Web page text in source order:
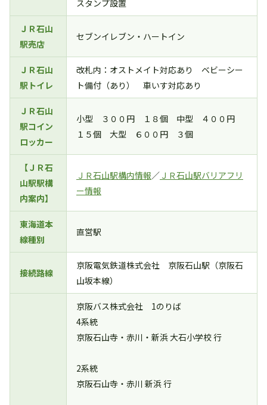
スタンプ設置
ＪＲ石山
駅売店
セブンイレブン・ハートイン
ＪＲ石山
駅トイレ
改札内：オストメイト対応あり ベビーシー
ト備付（あり） 車いす対応あり
ＪＲ石山
駅コイン
ロッカー
小型 ３００円 １８個 中型 ４００円
１５個 大型 ６００円 ３個
【ＪＲ石
山駅駅構
内案内】
ＪＲ石山駅構内情報／ ＪＲ石山駅バリアフリ
ー情報
東海道本
線種別
直営駅
接続路線
京阪電気鉄道株式会社 京阪石山駅（京阪石
山坂本線）
京阪バス株式会社 1のりば
4系統
京阪石山寺・赤川・新浜 大石小学校 行
2系統
京阪石山寺・赤川 新浜 行